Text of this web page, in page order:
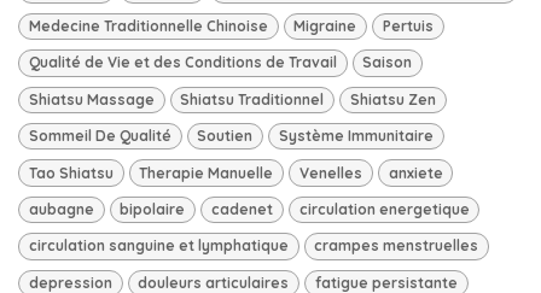
Medecine Traditionnelle Chinoise Migraine Pertuis
Qualité de Vie et des Conditions de Travail Saison
Shiatsu Massage Shiatsu Traditionnel Shiatsu Zen
Sommeil De Qualité Soutien Système Immunitaire
Tao Shiatsu Therapie Manuelle Venelles anxiete
aubagne bipolaire cadenet circulation energetique
circulation sanguine et lymphatique crampes menstruelles
depression douleurs articulaires fatigue persistante